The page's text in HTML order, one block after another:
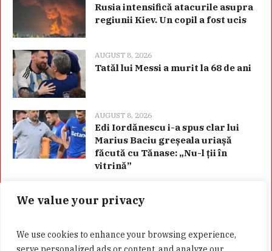
We value your privacy
We use cookies to enhance your browsing experience,
Rusia intensifică atacurile asupra
regiunii Kiev. Un copil a fost ucis
AUGUST 8, 2026
Tatăl lui Messi a murit la 68 de ani
AUGUST 8, 2026
Edi Iordănescu i-a spus clar lui
Marius Baciu greșeala uriașă
făcută cu Tănase: „Nu-l ții în
vitrină”
Categorii